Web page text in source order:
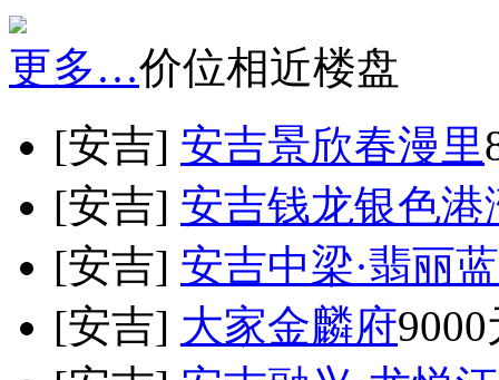
更多…价位相近楼盘
[安吉] 安吉景欣春漫里
[安吉] 安吉钱龙银色港
[安吉] 安吉中梁·翡丽
[安吉] 大家金麟府